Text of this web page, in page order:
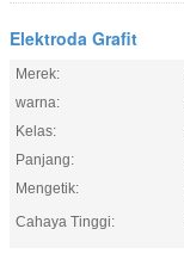
Elektroda Grafit
Merek:
warna:
Kelas:
Panjang:
Mengetik:
Cahaya Tinggi: